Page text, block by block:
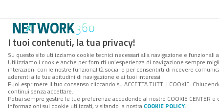
I tuoi contenuti, la tua privacy!
Su questo sito utilizziamo cookie tecnici necessari alla navigazione e funzionali
Utilizziamo i cookie anche per fornirti un’esperienza di navigazione sempre
interazioni con le nostre funzionalità social e per consentirti di ricevere
aderenti alle tue abitudini di navigazione e ai tuoi interessi.
Puoi esprimere il tuo consenso cliccando su ACCETTA TUTTI I COOKIE.
continui senza accettare.
Potrai sempre gestire le tue preferenze accedendo al nostro COOKIE CENTER
informazioni sui cookie utilizzati, visitando la nostra COOKIE POLICY.